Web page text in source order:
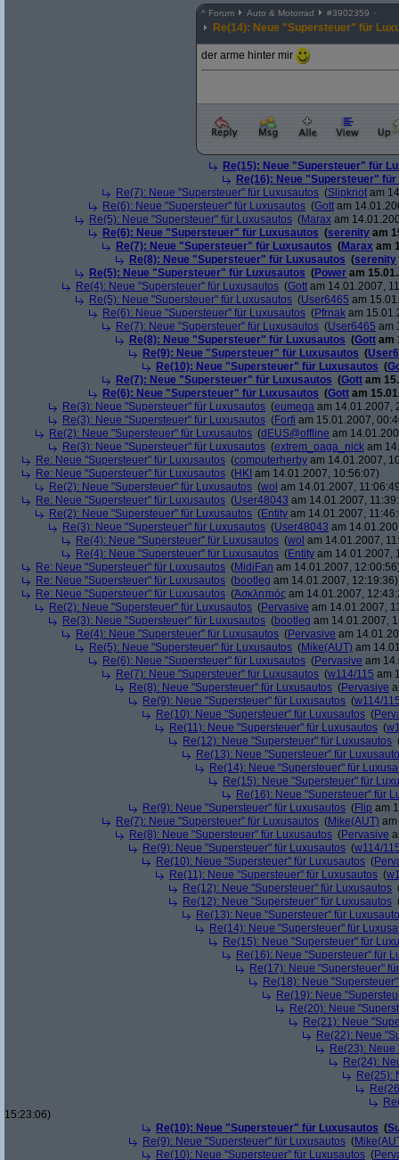
^ Forum Auto & Motorrad #3902359
Re(14): Neue "Supersteuer" für
der arme hinter mir
Re(15): Neue "Supersteuer" für
Re(16): Neue "Supersteuer"
Re(7): Neue "Supersteuer" für Luxusautos (Slipknot am
Re(6): Neue "Supersteuer" für Luxusautos (Gott am
Re(5): Neue "Supersteuer" für Luxusautos (Marax am
Re(6): Neue "Supersteuer" für Luxusautos (serenity am
Re(7): Neue "Supersteuer" für Luxusautos (Marax am
Re(8): Neue "Supersteuer" für Luxusautos (serenity
Re(5): Neue "Supersteuer" für Luxusautos (Power am
Re(4): Neue "Supersteuer" für Luxusautos (Gott am 14.01.2007,
Re(5): Neue "Supersteuer" für Luxusautos (User6465 am
Re(6): Neue "Supersteuer" für Luxusautos (Pfrnak am
Re(7): Neue "Supersteuer" für Luxusautos (User6465 am
Re(8): Neue "Supersteuer" für Luxusautos (Gott am
Re(9): Neue "Supersteuer" für Luxusautos (
Re(10): Neue "Supersteuer" für Luxusautos (
Re(7): Neue "Supersteuer" für Luxusautos (Gott am
Re(6): Neue "Supersteuer" für Luxusautos (Gott am
Re(3): Neue "Supersteuer" für Luxusautos (eumega am 14.01.2007,
Re(3): Neue "Supersteuer" für Luxusautos (Forfi am 15.01.2007,
Re(2): Neue "Supersteuer" für Luxusautos (dEUS@offline am
Re(3): Neue "Supersteuer" für Luxusautos (extrem_oaga_nick am
Re: Neue "Supersteuer" für Luxusautos (computerherby am 14.01.2007,
Re: Neue "Supersteuer" für Luxusautos (HKI am 14.01.2007, 10:56:07)
Re(2): Neue "Supersteuer" für Luxusautos (wol am 14.01.2007,
Re: Neue "Supersteuer" für Luxusautos (User48043 am 14.01.2007,
Re(2): Neue "Supersteuer" für Luxusautos (Entity am 14.01.2007,
Re(3): Neue "Supersteuer" für Luxusautos (User48043 am
Re(4): Neue "Supersteuer" für Luxusautos (wol am 14.01.2007,
Re(4): Neue "Supersteuer" für Luxusautos (Entity am 14.01.2007,
Re: Neue "Supersteuer" für Luxusautos (MidiFan am 14.01.2007,
Re: Neue "Supersteuer" für Luxusautos (bootleg am 14.01.2007, 12:19:36)
Re: Neue "Supersteuer" für Luxusautos (Ἀσκληπιός am 14.01.2007,
Re(2): Neue "Supersteuer" für Luxusautos (Pervasive am 14.01.2007,
Re(3): Neue "Supersteuer" für Luxusautos (bootleg am 14.01.2007,
Re(4): Neue "Supersteuer" für Luxusautos (Pervasive am
Re(5): Neue "Supersteuer" für Luxusautos (Mike(AUT) am
Re(6): Neue "Supersteuer" für Luxusautos (Pervasive am
Re(7): Neue "Supersteuer" für Luxusautos (w114/115 am
Re(8): Neue "Supersteuer" für Luxusautos (Pervasive
Re(9): Neue "Supersteuer" für Luxusautos (w114/
Re(10): Neue "Supersteuer" für Luxusautos (
Re(11): Neue "Supersteuer" für Luxusautos (
Re(12): Neue "Supersteuer" für Luxusautos
Re(13): Neue "Supersteuer" für
Re(14): Neue "Supersteuer" für
Re(15): Neue "Supersteuer" für
Re(16): Neue "Supersteuer" für
Re(9): Neue "Supersteuer" für Luxusautos (Flip am
Re(7): Neue "Supersteuer" für Luxusautos (Mike(AUT)
Re(8): Neue "Supersteuer" für Luxusautos (Pervasive
Re(9): Neue "Supersteuer" für Luxusautos (w114/
Re(10): Neue "Supersteuer" für Luxusautos (
Re(11): Neue "Supersteuer" für Luxusautos (
Re(12): Neue "Supersteuer" für Luxusautos
Re(12): Neue "Supersteuer" für Luxusautos
Re(13): Neue "Supersteuer" für
Re(14): Neue "Supersteuer" für
Re(15): Neue "Supersteuer" für
Re(16): Neue "Supersteuer" für
Re(17): Neue "Supersteuer"
Re(18): Neue
Re(19): Neue
Re(20): Neue
Re(21): Neue
Re(22): Neue
Re(23):
Re(24):
Re(25):
15:23:06)
Re(10): Neue "Supersteuer" für Luxusautos (
Re(9): Neue "Supersteuer" für Luxusautos (
Re(10): Neue "Supersteuer" für Luxusautos (